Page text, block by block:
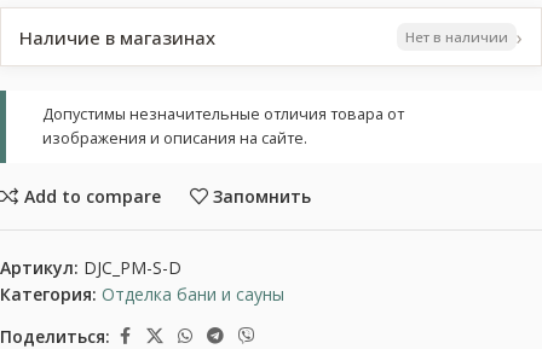
Наличие в магазинах Нет в наличии ›
Допустимы незначительные отличия товара от
изображения и описания на сайте.
Add to compare Запомнить
Артикул: DJC_PM-S-D
Категория: Отделка бани и сауны
Поделиться: